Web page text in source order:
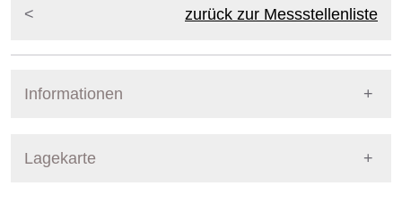
zurück zur Messstellenliste
Informationen
Lagekarte